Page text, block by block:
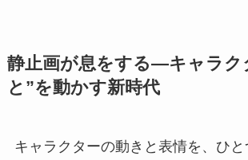
静止画が息をする—キャラク
と”を動かす新時代
キャラクターの動きと表情を、ひ